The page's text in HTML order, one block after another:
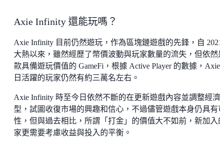
Axie Infinity 還能玩嗎？
Axie Infinity 目前仍然遊玩，作為區塊鏈遊戲的先鋒，自
大熱以來，雖然經歷了幣價波動與玩家數量的流失，但依然
款具備遊玩價值的 GameFi，根據 Active Player 的數據，
日活躍的玩家仍然有約三萬名左右。
Axie Infinity 時至今日依然不斷的在更新遊戲內容並調整經
型，試圖收復市場的興趣和信心，不過儘管遊戲本身仍具有
性，但與過去相比，所謂「打金」的價值大不如前，新加入
家更需要考慮收益與投入的平衡。